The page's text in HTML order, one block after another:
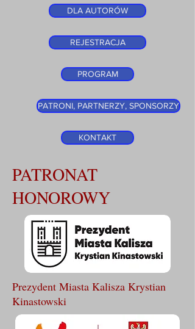
DLA AUTORÓW
REJESTRACJA
PROGRAM
PATRONI, PARTNERZY, SPONSORZY
KONTAKT
PATRONAT
HONOROWY
Prezydent Miasta Kalisza Krystian
Kinastowski